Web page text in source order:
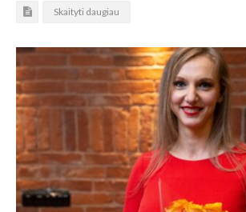
Skaityti daugiau